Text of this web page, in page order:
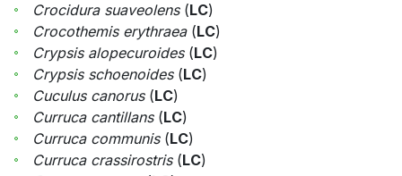
Crocidura suaveolens(LC)
Crocothemis erythraea(LC)
Crypsis alopecuroides(LC)
Crypsis schoenoides(LC)
Cuculus canorus(LC)
Curruca cantillans(LC)
Curruca communis(LC)
Curruca crassirostris(LC)